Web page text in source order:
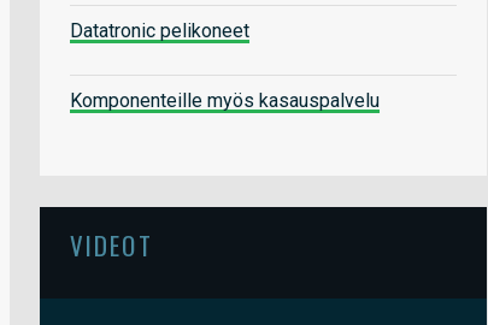
Datatronic pelikoneet
Komponenteille myös kasauspalvelu
VIDEOT